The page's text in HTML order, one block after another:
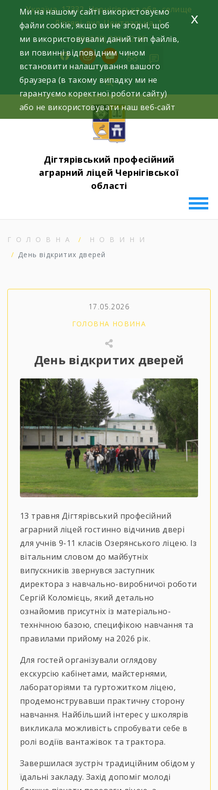
content
Україна, 17332, Чернігівська обл., селище
Дігтярі, вул. Центральна, 1.
+38 (063) 220-52-85
facebookinstagramyoutube
Дігтярівський професійний
аграрний ліцей Чернігівської
області
ГОЛОВНА
НОВИНИ
День відкритих дверей
17.05.2026
ГОЛОВНА НОВИНА
День відкритих дверей
13 травня Дігтярівський професійний
аграрний ліцей гостинно відчинив двері
для учнів 9-11 класів Озерянського ліцею. Із
вітальним словом до майбутніх
випускників звернувся заступник
директора з навчально-виробничої роботи
Сергій Коломієць, який детально
ознайомив присутніх із матеріально-
технічною базою, специфікою навчання та
правилами прийому на 2026 рік.
Для гостей організували оглядову
екскурсію кабінетами, майстернями,
лабораторіями та гуртожитком ліцею,
продемонструвавши практичну сторону
навчання. Найбільший інтерес у школярів
викликала можливість спробувати себе в
ролі водіїв вантажівок та трактора.
Завершилася зустріч традиційним обідом у
їдальні закладу. Захід допоміг молоді
Ми на нашому сайті використовуємо
файли cookie, якщо ви не згодні, щоб
ми використовували даний тип файлів,
ви повинні відповідним чином
встановити налаштування вашого
браузера (в такому випадку ми не
гарантуємо коректної роботи сайту)
або не використовувати наш веб-сайт
x